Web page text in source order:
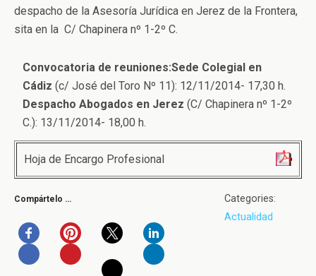
despacho de la Asesoría Jurídica en Jerez de la Frontera,
sita en la C/ Chapinera nº 1-2º C.
Convocatoria de reuniones:Sede Colegial en
Cádiz (c/ José del Toro Nº 11): 12/11/2014- 17,30 h.
Despacho Abogados en Jerez (C/ Chapinera nº 1-2º
C.): 13/11/2014- 18,00 h.
Hoja de Encargo Profesional
Compártelo …
Categories:
Actualidad